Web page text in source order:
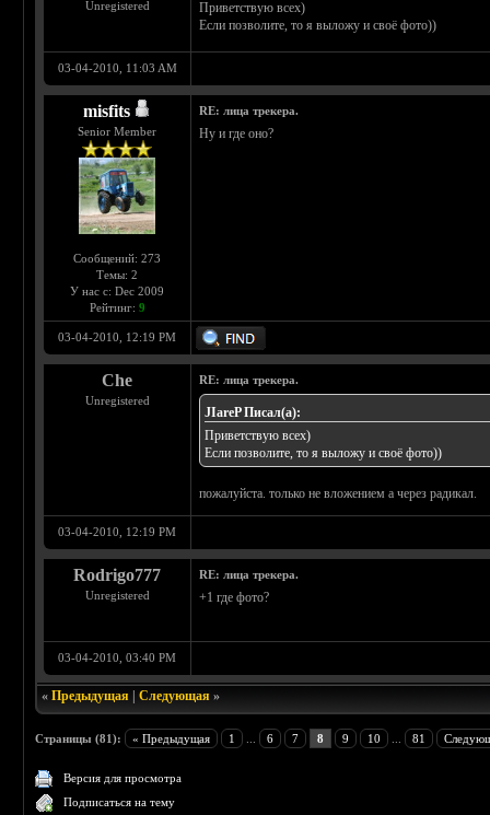
Unregistered
Приветствую всех)
Если позволите, то я выложу и своё фото))
03-04-2010, 11:03 AM
misfits
Senior Member
Сообщений: 273
Темы: 2
У нас с: Dec 2009
Рейтинг: 9
RE: лица трекера.
Ну и где оно?
03-04-2010, 12:19 PM
Che
Unregistered
RE: лица трекера.
JIareP Писал(а):
Приветствую всех)
Если позволите, то я выложу и своё фото))
пожалуйста. только не вложением а через радикал.
03-04-2010, 12:19 PM
Rodrigo777
Unregistered
RE: лица трекера.
+1 где фото?
03-04-2010, 03:40 PM
«Предыдущая |Следующая »
Страницы (81): « Предыдущая 1 6 7 8 9 10 81
Версия для просмотра
Подписаться на тему